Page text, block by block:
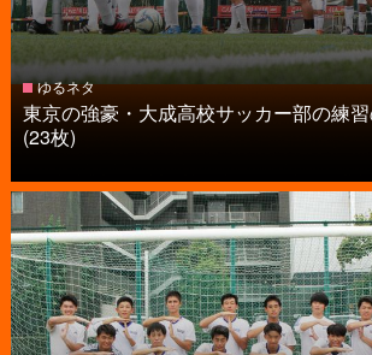
ゆるネタ
東京の強豪・大成高校サッカー部の練
(23枚)